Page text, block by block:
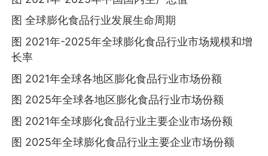
图 全球膨化食品行业发展生命周期
图 2021年-2025年全球膨化食品行业市场规模和增
长率
图 2021年全球各地区膨化食品行业市场份额
图 2025年全球各地区膨化食品行业市场份额
图 2021年全球膨化食品行业主要企业市场份额
图 2025年全球膨化食品行业主要企业市场份额